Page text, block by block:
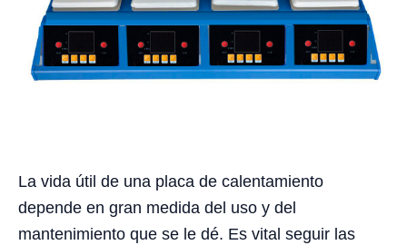
La vida útil de una placa de calentamiento
depende en gran medida del uso y del
mantenimiento que se le dé. Es vital seguir las